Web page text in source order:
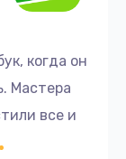
когда он
Мастера
все и